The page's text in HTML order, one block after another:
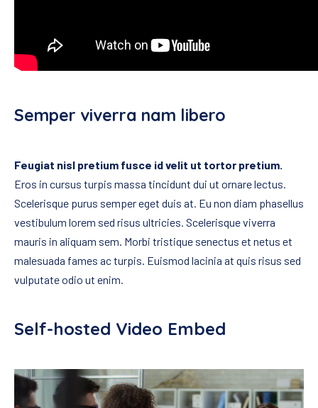
Semper viverra nam libero
Feugiat nisl pretium fusce id velit ut tortor pretium.
Eros in cursus turpis massa tincidunt dui ut ornare lectus.
Scelerisque purus semper eget duis at. Eu non diam phasellus
vestibulum lorem sed risus ultricies. Scelerisque viverra
mauris in aliquam sem. Morbi tristique senectus et netus et
malesuada fames ac turpis. Euismod lacinia at quis risus sed
vulputate odio ut enim.
Self-hosted Video Embed